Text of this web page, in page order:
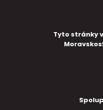
Tyto stránky